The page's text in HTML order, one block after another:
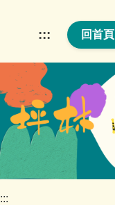
要
內
容
區
::: 回首頁
:::